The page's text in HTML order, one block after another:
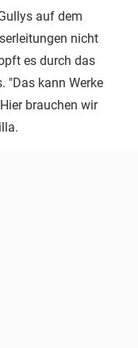
auf dem
nicht
es durch das
"Das kann Werke
brauchen wir